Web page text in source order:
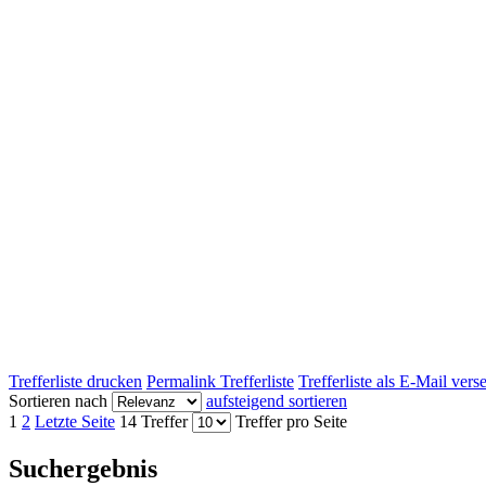
Trefferliste drucken Permalink Trefferliste Trefferliste als E-Mail
Sortieren nach
aufsteigend sortieren
1 2 Letzte Seite 14 Treffer Treffer pro Seite
Suchergebnis